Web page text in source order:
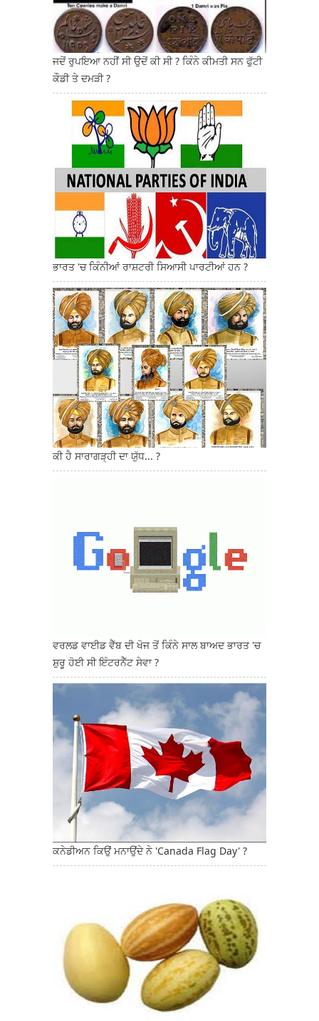
ਜਦੋਂ ਰੁਪਇਆ ਨਹੀਂ ਸੀ ਉਦੋਂ ਕੀ ਸੀ ? ਕਿੰਨੇ ਕੀਮਤੀ ਸਨ ਫੁੱਟੀ
ਕੌਡੀ ਤੇ ਦਮੜੀ ?
ਭਾਰਤ 'ਚ ਕਿੰਨੀਆਂ ਰਾਸ਼ਟਰੀ ਸਿਆਸੀ ਪਾਰਟੀਆਂ ਹਨ ?
ਕੀ ਹੈ ਸਾਰਾਗੜ੍ਹੀ ਦਾ ਯੁੱਧ... ?
ਵਰਲਡ ਵਾਈਡ ਵੈੱਬ ਦੀ ਖੋਜ ਤੋਂ ਕਿੰਨੇ ਸਾਲ ਬਾਅਦ ਭਾਰਤ 'ਚ
ਸ਼ੁਰੂ ਹੋਈ ਸੀ ਇੰਟਰਨੈੱਟ ਸੇਵਾ ?
ਕਨੇਡੀਅਨ ਕਿਉਂ ਮਨਾਉਂਦੇ ਨੇ 'Canada Flag Day' ?